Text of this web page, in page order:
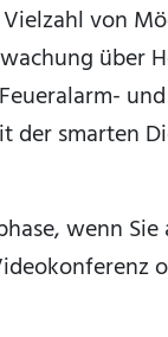
von
über
der smarten
wenn Sie